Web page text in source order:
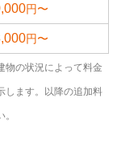
円〜
円〜
物の状況によって料金
します。以降の追加料